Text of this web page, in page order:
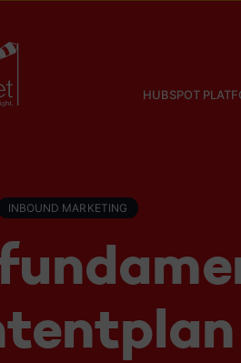
HUBSPOT
INBOUND MARKETING